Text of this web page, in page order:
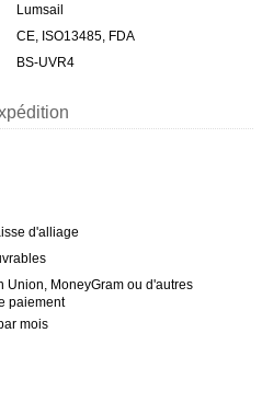
Lumsail
CE, ISO13485, FDA
BS-UVR4
d'alliage
Union, MoneyGram ou d'autres
paiement
mois